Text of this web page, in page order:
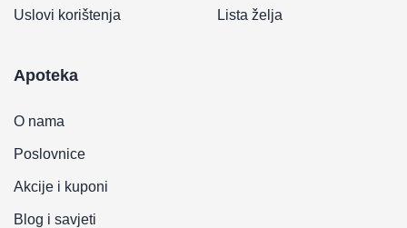
Uslovi korištenja Lista želja
Apoteka
O nama
Poslovnice
Akcije i kuponi
Blog i savjeti